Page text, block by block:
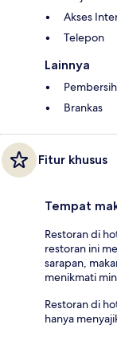
Akses
Telepon
Lainnya
Brankas
Fitur khusus
Tempat
Restoran di
restoran ini
sarapan,
menikmati
Restoran di
hanya